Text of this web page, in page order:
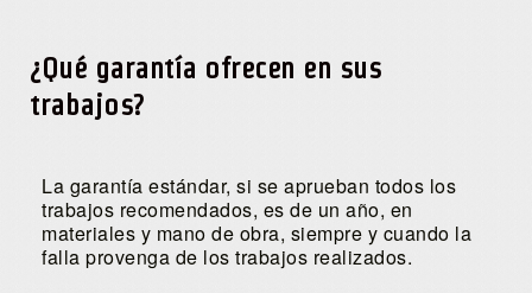
¿Qué garantía ofrecen en sus
trabajos?
La garantía estándar, si se aprueban todos los
trabajos recomendados, es de un año, en
materiales y mano de obra, siempre y cuando la
falla provenga de los trabajos realizados.